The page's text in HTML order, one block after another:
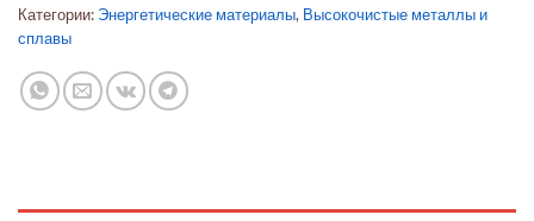
Категории: Энергетические материалы, Высокочистые металлы и
сплавы